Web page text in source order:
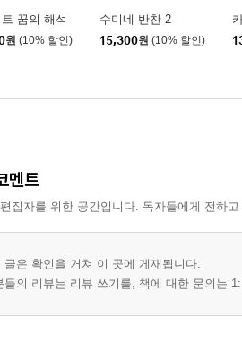
꿈의 해석
원 (10% 할인)
수미네 반찬 2
15,300원 (10% 할인)
멘트
집자를 위한 공간입니다. 독자들에게 전하
글은 확인을 거쳐 이 곳에 게재됩니다.
들의 리뷰는 리뷰 쓰기를, 책에 대한 문의는